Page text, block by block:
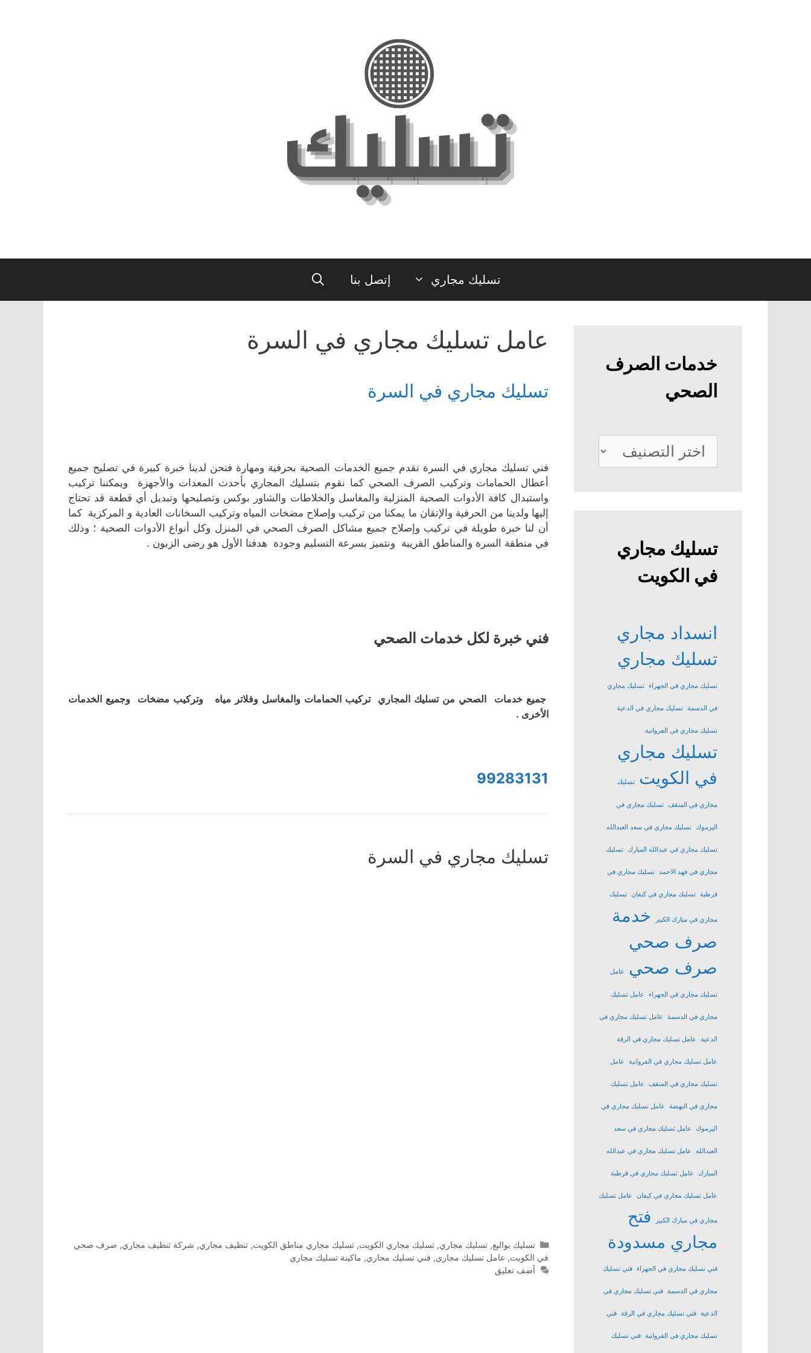
تسليك مجاري إتصل بنا
عامل تسليك مجاري في السرة
تسليك مجاري في السرة
فني تسليك مجاري في السرة نقدم جميع الخدمات الصحية بحرفية ومهارة فنحن لدينا خبرة كبيرة في تصليح جميع
أعطال الحمامات وتركيب الصرف الصحي كما نقوم بتسليك المجاري بأحدث المعدات والأجهزة ويمكننا تركيب
واستبدال كافة الأدوات الصحية المنزلية والمغاسل والخلاطات والشاور بوكس وتصليحها وتبديل أي قطعة قد تحتاج
إليها ولدينا من الحرفية والإتقان ما يمكنا من تركيب وإصلاح مضخات المياه وتركيب السخانات العادية و المركزية كما
أن لنا خبرة طويلة في تركيب وإصلاح جميع مشاكل الصرف الصحي في المنزل وكل أنواع الأدوات الصحية ؛ وذلك
في منطقة السرة والمناطق القريبة ونتميز بسرعة التسليم وجودة هدفنا الأول هو رضى الزبون .
فني خبرة لكل خدمات الصحي
جميع خدمات الصحي من تسليك المجاري تركيب الحمامات والمغاسل وفلاتر مياه وتركيب مضخات وجميع الخدمات
الأخرى .
99283131
تسليك مجاري في السرة
التصنيفات
تسليك بواليع, تسليك مجاري, تسليك مجاري الكويت, تسليك مجاري مناطق الكويت, تنظيف مجاري, شركة تنظيف مجاري, صرف صحي
في الكويت, عامل تسليك مجاري, فني تسليك مجاري, ماكينة تسليك مجاري
أضف تعليق
خدمات الصرف
الصحي
خدمات
الصرف
تسليك مجاري
في الكويت
انسداد مجاري
تسليك مجاري
تسليك مجاري في الجهراء تسليك مجاري
في الدسمة تسليك مجاري في الدعية
تسليك مجاري في الفروانية
تسليك مجاري
في الكويت
تسليك
مجاري في المنقف تسليك مجاري في
اليرموك تسليك مجاري في سعد العبدالله
تسليك مجاري في عبدالله المبارك تسليك
مجاري في فهد الاحمد تسليك مجاري في
قرطبة تسليك مجاري في كيفان تسليك
مجاري في مبارك الكبير
خدمة
صرف صحي
صرف صحي
عامل
تسليك مجاري في الجهراء عامل تسليك
مجاري في الدسمة عامل تسليك مجاري في
الدعية عامل تسليك مجاري في الرقة
عامل تسليك مجاري في الفروانية عامل
تسليك مجاري في المنقف عامل تسليك
مجاري في النهضة عامل تسليك مجاري في
اليرموك عامل تسليك مجاري في سعد
العبدالله عامل تسليك مجاري في عبدالله
المبارك عامل تسليك مجاري في قرطبة
عامل تسليك مجاري في كيفان عامل تسليك
مجاري في مبارك الكبير
فتح
مجاري مسدودة
فني تسليك مجاري في الجهراء فني تسليك
مجاري في الدسمة فني تسليك مجاري في
الدعية فني تسليك مجاري في الرقة فني
تسليك مجاري في الفروانية فني تسليك